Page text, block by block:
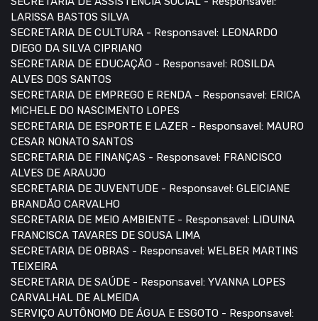
LARISSA BASTOS SILVA
SECRETARIA DE CULTURA - Responsavel: LEONARDO
DIEGO DA SILVA CIPRIANO
SECRETARIA DE EDUCAÇÃO - Responsavel: ROSILDA
ALVES DOS SANTOS
SECRETARIA DE EMPREGO E RENDA - Responsavel: ERICA
MICHELE DO NASCIMENTO LOPES
SECRETARIA DE ESPORTE E LAZER - Responsavel: MAURO
CESAR NONATO SANTOS
SECRETARIA DE FINANÇAS - Responsavel: FRANCISCO
ALVES DE ARAUJO
SECRETARIA DE JUVENTUDE - Responsavel: GLEICIANE
BRANDÃO CARVALHO
SECRETARIA DE MEIO AMBIENTE - Responsavel: LIDUINA
FRANCISCA TAVARES DE SOUSA LIMA
SECRETARIA DE OBRAS - Responsavel: WELBER MARTINS
TEIXEIRA
SECRETARIA DE SAÚDE - Responsavel: YVANNA LOPES
CARVALHAL DE ALMEIDA
SERVIÇO AUTÔNOMO DE ÁGUA E ESGOTO - Responsavel: